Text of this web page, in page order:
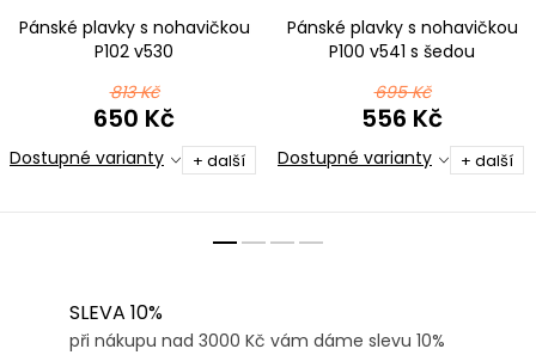
Pánské plavky s nohavičkou
P102 v530
813 Kč
650 Kč
Dostupné varianty + další
Pánské plavky s nohavičkou
P100 v541 s šedou
695 Kč
556 Kč
Dostupné varianty + další
SLEVA 10%
při nákupu nad 3000 Kč vám dáme slevu 10%